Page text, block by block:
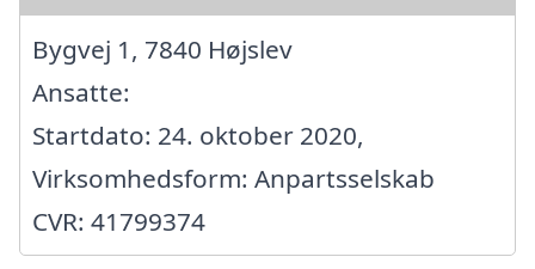
Bygvej 1, 7840 Højslev
Ansatte:
Startdato: 24. oktober 2020,
Virksomhedsform: Anpartsselskab
CVR: 41799374